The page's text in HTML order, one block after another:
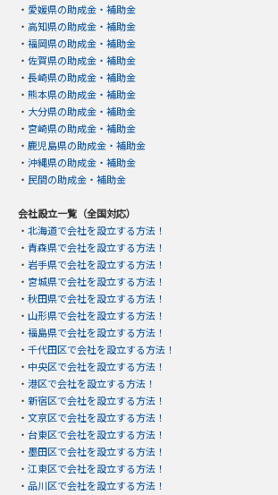
・ 愛媛県の助成金・補助金
・ 高知県の助成金・補助金
・ 福岡県の助成金・補助金
・ 佐賀県の助成金・補助金
・ 長崎県の助成金・補助金
・ 熊本県の助成金・補助金
・ 大分県の助成金・補助金
・ 宮崎県の助成金・補助金
・ 鹿児島県の助成金・補助金
・ 沖縄県の助成金・補助金
・ 民間の助成金・補助金
会社設立一覧（全国対応）
・ 北海道で会社を設立する方法！
・ 青森県で会社を設立する方法！
・ 岩手県で会社を設立する方法！
・ 宮城県で会社を設立する方法！
・ 秋田県で会社を設立する方法！
・ 山形県で会社を設立する方法！
・ 福島県で会社を設立する方法！
・ 千代田区で会社を設立する方法！
・ 中央区で会社を設立する方法！
・ 港区で会社を設立する方法！
・ 新宿区で会社を設立する方法！
・ 文京区で会社を設立する方法！
・ 台東区で会社を設立する方法！
・ 墨田区で会社を設立する方法！
・ 江東区で会社を設立する方法！
・ 品川区で会社を設立する方法！